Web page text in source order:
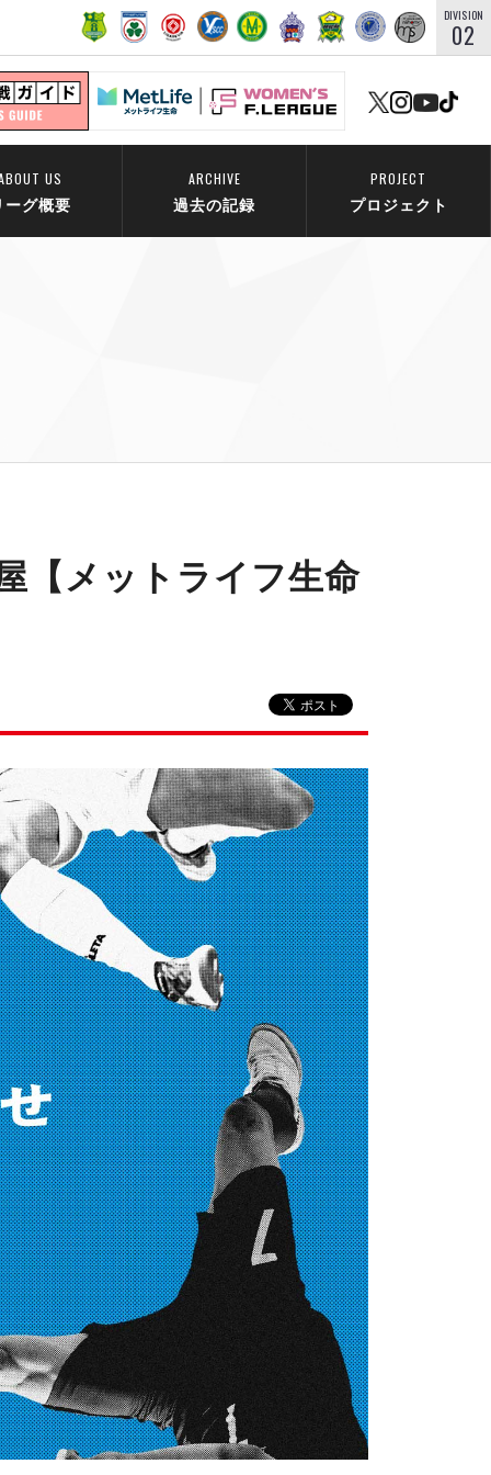
DIVISION
02
US
ーグ概要
ARCHIVE
過去の記録
PROJECT
プロジェクト
【メットライフ生命